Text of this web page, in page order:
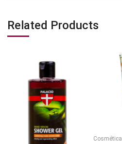
Related Products
Cosmética